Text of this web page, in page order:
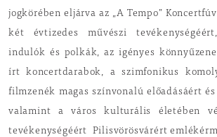
jogkörében eljárva az „A Tempo”
két évtizedes művészi
indulók és polkák, az igényes
írt koncertdarabok, a szimfonikus
filmzenék magas színvonalú előadásáért
valamint a város kulturális életében
tevékenységéért Pilisvörösvárért